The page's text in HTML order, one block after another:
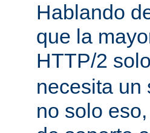
Hablando
que la
HTTP/2
necesita un
no solo